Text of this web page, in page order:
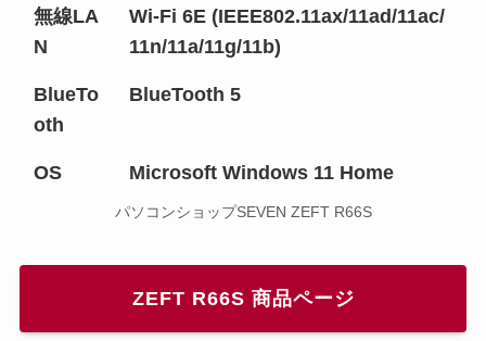
無線LA
N
Wi-Fi 6E (IEEE802.11ax/11ad/11ac/
11n/11a/11g/11b)
BlueTo
oth
BlueTooth 5
OS Microsoft Windows 11 Home
パソコンショップSEVEN ZEFT R66S
ZEFT R66S 商品ページ